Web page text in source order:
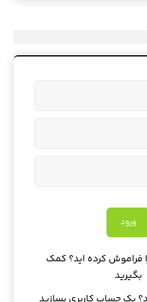
فراموش کرده اید؟ کمک
بگیرید